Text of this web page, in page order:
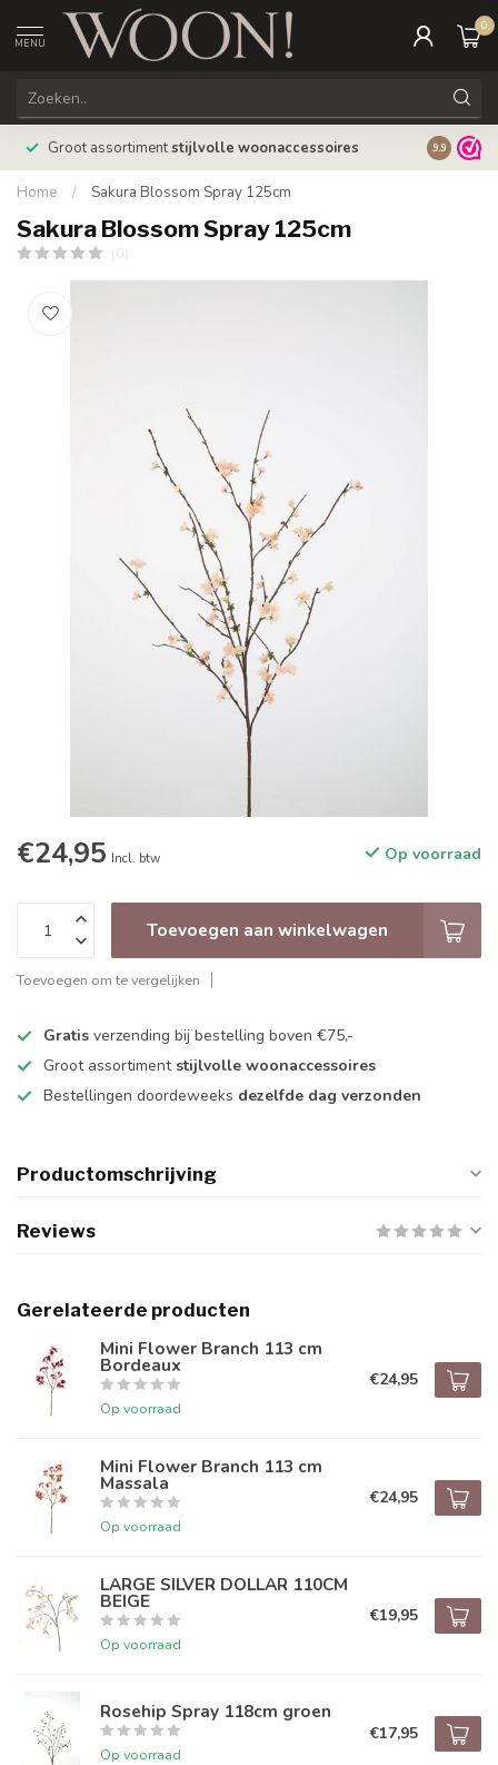
MENU
0
Groot assortimentstijlvolle woonaccessoires 9.9
Home / Sakura Blossom Spray 125cm
Sakura Blossom Spray 125cm
(0)
€24,95 Incl. btw Op voorraad
Toevoegen aan winkelwagen
Toevoegen om te vergelijken
Gratis verzending bij bestelling boven €75,-
Groot assortiment stijlvolle woonaccessoires
Bestellingen doordeweeks dezelfde dag verzonden
Productomschrijving
Reviews
Gerelateerde producten
Mini Flower Branch 113 cm
Bordeaux
Op voorraad
€24,95
Mini Flower Branch 113 cm
Massala
Op voorraad
€24,95
LARGE SILVER DOLLAR 110CM
BEIGE
Op voorraad
€19,95
Rosehip Spray 118cm groen
Op voorraad
€17,95